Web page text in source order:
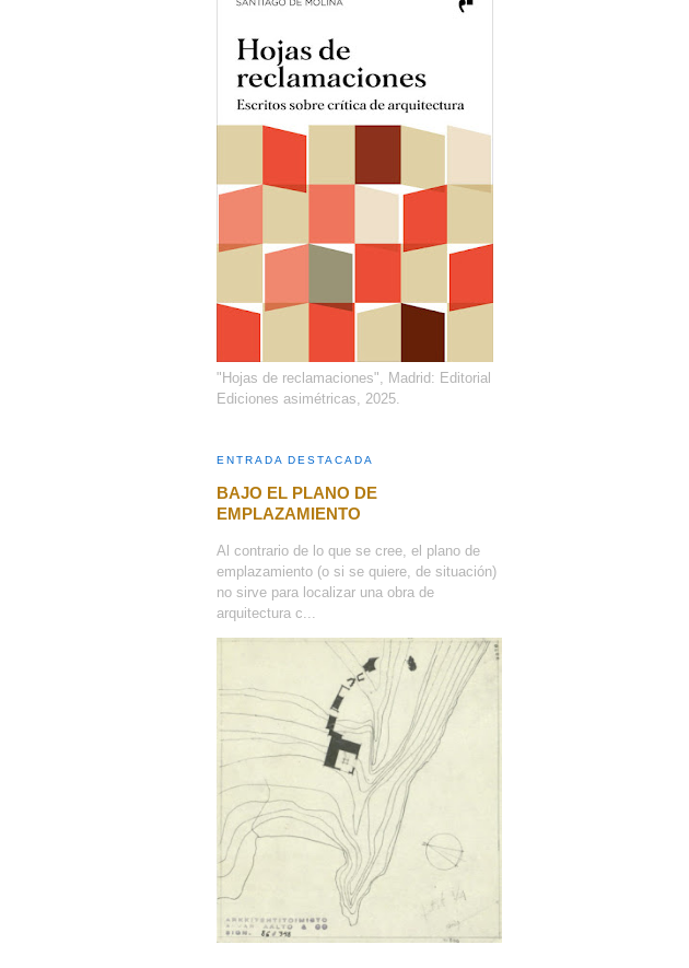
"Hojas de reclamaciones", Madrid: Editorial
Ediciones asimétricas, 2025.
ENTRADA DESTACADA
BAJO EL PLANO DE
EMPLAZAMIENTO
Al contrario de lo que se cree, el plano de
emplazamiento (o si se quiere, de situación)
no sirve para localizar una obra de
arquitectura c...